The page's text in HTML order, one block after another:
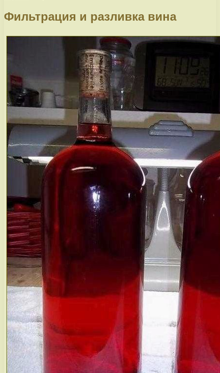
Фильтрация и разливка вина